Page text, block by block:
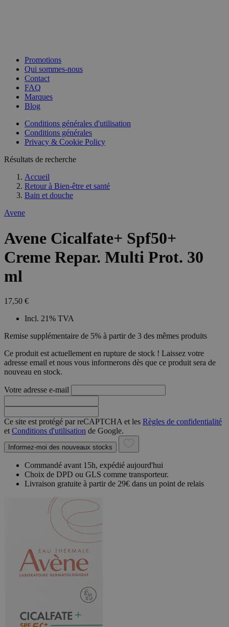
Promotions
Qui sommes-nous
Contact
FAQ
Marques
Blog
Conditions générales d'utilisation
Conditions générales
Privacy & Cookie Policy
Résultats de recherche
Accueil
Retour à Bien-être et santé
Bain et douche
Avene
Avene Cicalfate+ Spf50+
Creme Repar. Multi Prot. 30
ml
17,50 €
Incl. 21% TVA
Remise supplémentaire de 5% à partir de 3 des mêmes produits
Ce produit est actuellement en rupture de stock ! Laissez votre
adresse email et nous vous informerons dès que ce produit sera de
nouveau en stock.
Votre adresse e-mail
Ce site est protégé par reCAPTCHA et les Règles de confidentialité
et Conditions d'utilisation de Google.
Informez-moi des nouveaux stocks
Commandé avant 15h, expédié aujourd'hui
Choix de DPD ou GLS comme transporteur.
Livraison gratuite à partir de 29€ dans un point de relais